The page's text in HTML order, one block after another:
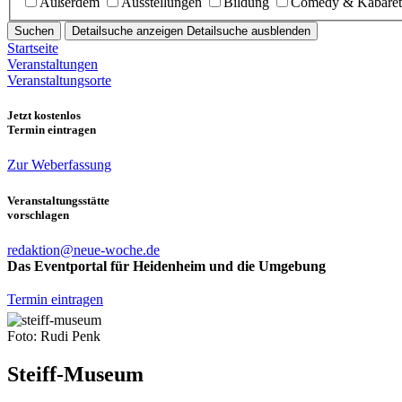
Suchen Detailsuche anzeigen Detailsuche ausblenden
Startseite
Veranstaltungen
Veranstaltungsorte
Jetzt kostenlos
Termin eintragen
Zur Weberfassung
Veranstaltungsstätte
vorschlagen
redaktion@neue-woche.de
Das Eventportal für Heidenheim und die Umgebung
Termin eintragen
Foto: Rudi Penk
Steiff-Museum